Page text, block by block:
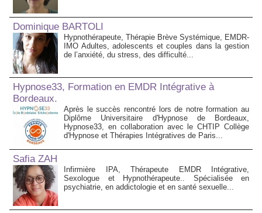
Dominique BARTOLI
Hypnothérapeute, Thérapie Brève Systémique, EMDR-
IMO Adultes, adolescents et couples dans la gestion
de l’anxiété, du stress, des difficulté...
Hypnose33, Formation en EMDR Intégrative à
Bordeaux.
Après le succès rencontré lors de notre formation au
Diplôme Universitaire d'Hypnose de Bordeaux,
Hypnose33, en collaboration avec le CHTIP Collège
d'Hypnose et Thérapies Intégratives de Paris...
Safia ZAH
Infirmière IPA, Thérapeute EMDR Intégrative,
Sexologue et Hypnothérapeute.. Spécialisée en
psychiatrie, en addictologie et en santé sexuelle...